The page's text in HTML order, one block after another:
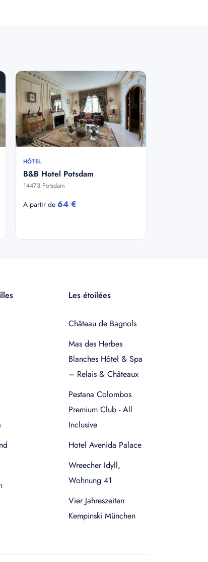
HÔTEL
B&B Hotel Potsdam
14473 Potsdam
A partir de 64 €
Les étoilées
Château de Bagnols
Mas des Herbes
Blanches Hôtel & Spa
– Relais & Châteaux
Pestana Colombos
Premium Club - All
Inclusive
Hotel Avenida Palace
Wreecher Idyll,
Wohnung 41
Vier Jahreszeiten
Kempinski München